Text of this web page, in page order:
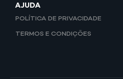
AJUDA
POLÍTICA DE PRIVACIDADE
TERMOS E CONDIÇÕES